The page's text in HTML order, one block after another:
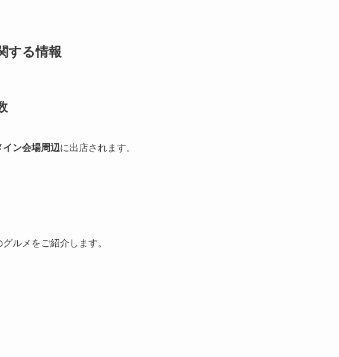
する情報
イン会場周辺に出店されます。
ルメをご紹介します。